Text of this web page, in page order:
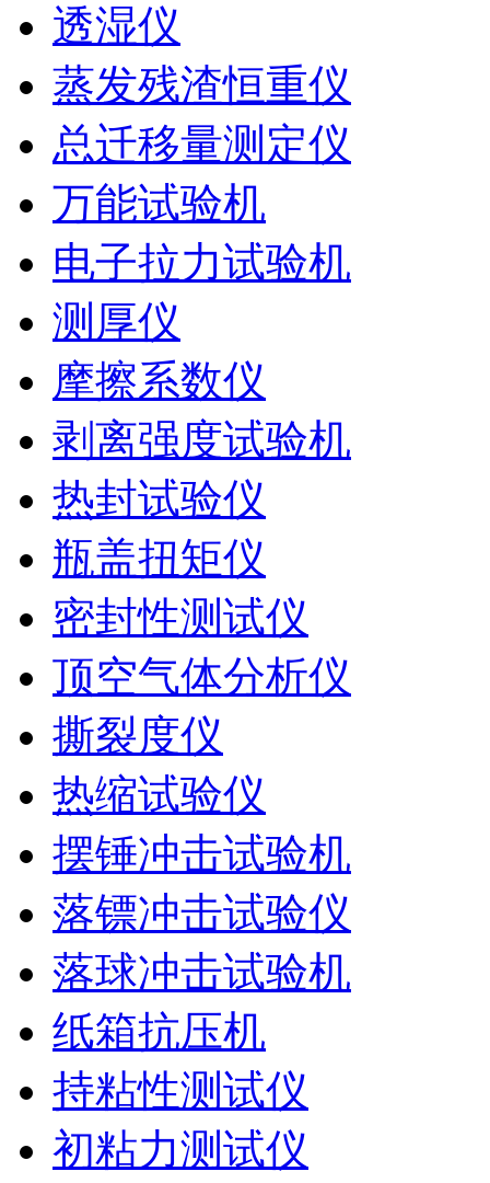
透湿仪
蒸发残渣恒重仪
总迁移量测定仪
万能试验机
电子拉力试验机
测厚仪
摩擦系数仪
剥离强度试验机
热封试验仪
瓶盖扭矩仪
密封性测试仪
顶空气体分析仪
撕裂度仪
热缩试验仪
摆锤冲击试验机
落镖冲击试验仪
落球冲击试验机
纸箱抗压机
持粘性测试仪
初粘力测试仪